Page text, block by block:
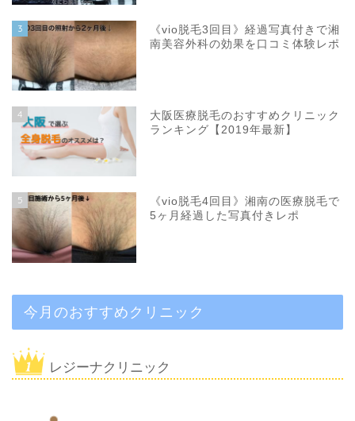
3
《vio脱毛3回目》経過写真付きで湘
南美容外科の効果を口コミ体験レポ
4
大阪医療脱毛のおすすめクリニック
ランキング【2019年最新】
5
《vio脱毛4回目》湘南の医療脱毛で
5ヶ月経過した写真付きレポ
今月のおすすめクリニック
レジーナクリニック